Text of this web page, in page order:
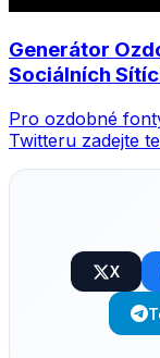
Generátor
Sociálních
Pro ozdobné
Twitteru zadejte
X